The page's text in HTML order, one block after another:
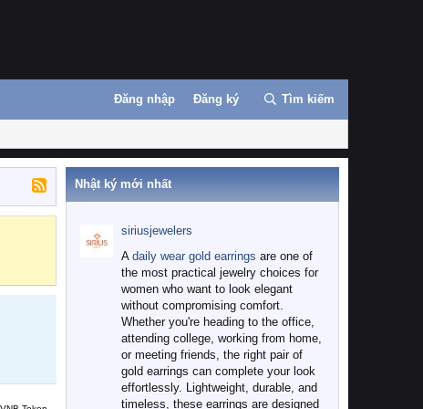
Đăng nhập Đăng ký Tìm kiếm
Nhật ký mới nhất
siriusjewelers
A daily wear gold earrings are one of
the most practical jewelry choices for
women who want to look elegant
without compromising comfort.
Whether you're heading to the office,
attending college, working from home,
or meeting friends, the right pair of
gold earrings can complete your look
effortlessly. Lightweight, durable, and
timeless, these earrings are designed